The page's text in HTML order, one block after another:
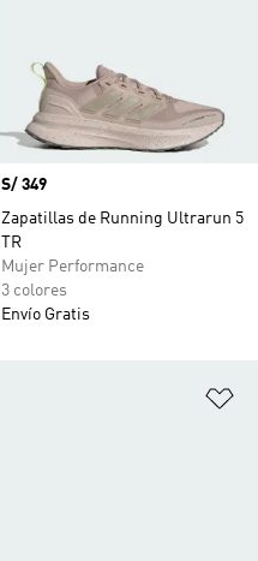
Precio
S/ 349
Zapatillas de Running Ultrarun 5
TR
Mujer Performance
3 colores
Envío Gratis